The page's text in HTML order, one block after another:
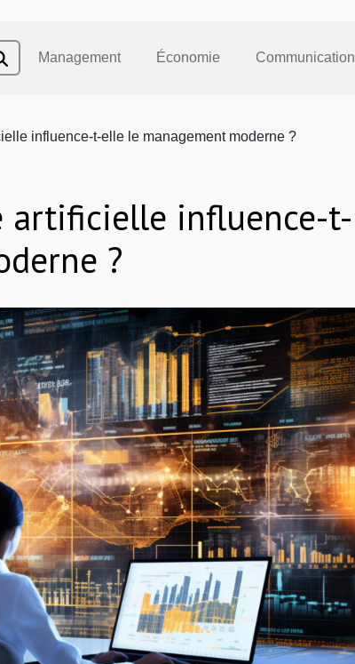
Management Économie Communication
influence-t-elle le management moderne ?
artificielle influence-t-
?